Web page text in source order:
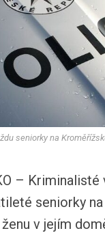
seniorky na
– Kriminalisté
seniorky
v jejím